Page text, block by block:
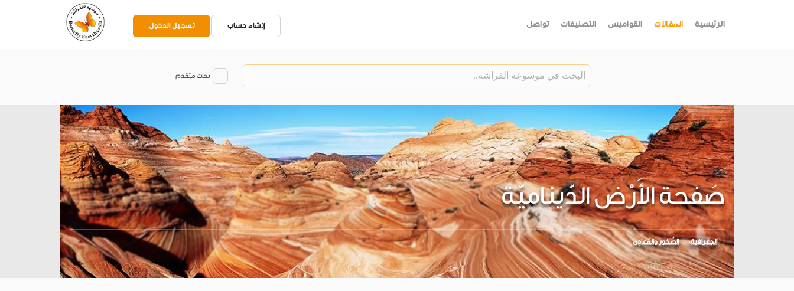
الرئيسية المقالات القواميس التصنيفات تواصل إنشاء حساب تسجيل الدخول
بحث متقدم
صَفحة الأَرْض الدّيناميّة
الجغرافية الصُّخور والمَعادِن